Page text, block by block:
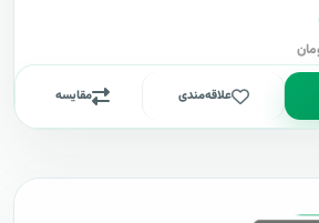
علاقه‌مندی مقایسه